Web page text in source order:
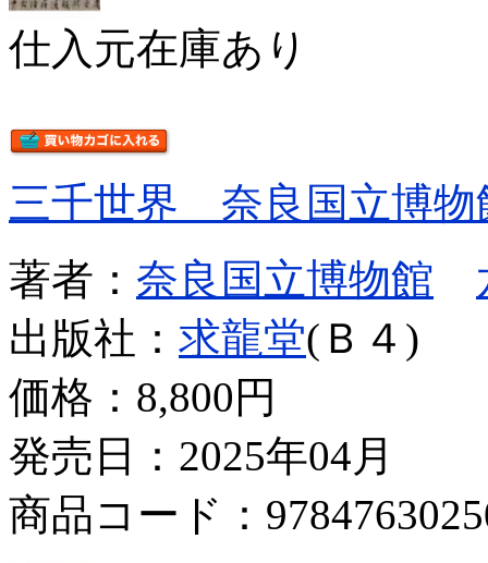
仕入元在庫あり
三千世界 奈良国立博
著者： 奈良国立博物館
出版社： 求龍堂(Ｂ４)
価格： 8,800円
発売日：2025年04月
商品コード：